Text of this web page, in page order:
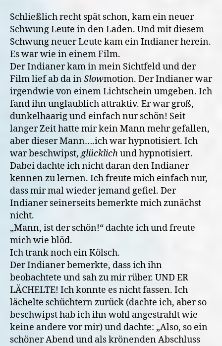
Schließlich recht spät schon, kam ein neuer
Schwung Leute in den Laden. Und mit diesem
Schwung neuer Leute kam ein Indianer herein.
Es war wie in einem Film.
Der Indianer kam in mein Sichtfeld und der
Film lief ab da inSlowmotion. Der Indianer war
irgendwie von einem Lichtschein umgeben. Ich
fand ihn unglaublich attraktiv. Er war groß,
dunkelhaarig und einfach nur schön! Seit
langer Zeit hatte mir kein Mann mehr gefallen,
aber dieser Mann….ich war hypnotisiert. Ich
war beschwipst,glücklichund hypnotisiert.
Dabei dachte ich nicht daran den Indianer
kennen zu lernen. Ich freute mich einfach nur,
dass mir mal wieder jemand gefiel. Der
Indianer seinerseits bemerkte mich zunächst
nicht.
„Mann, ist der schön!“ dachte ich und freute
mich wie blöd.
Ich trank noch ein Kölsch.
Der Indianer bemerkte, dass ich ihn
beobachtete und sah zu mir rüber. UND ER
LÄCHELTE! Ich konnte es nicht fassen. Ich
lächelte schüchtern zurück (dachte ich, aber so
beschwipst hab ich ihn wohl angestrahlt wie
keine andere vor mir) und dachte: „Also, so ein
schöner Abend und als krönenden Abschluss